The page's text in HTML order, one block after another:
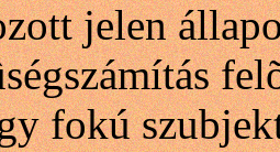
jelen
fokú